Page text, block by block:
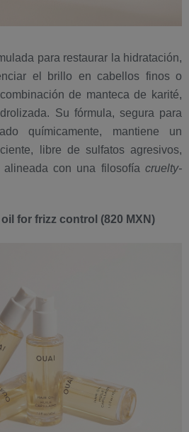
para restaurar la hidratación,
el brillo en cabellos finos o
de manteca de karité,
Su fórmula, segura para
químicamente, mantiene un
libre de sulfatos agresivos,
con una filosofía cruelty-
for frizz control (820 MXN)